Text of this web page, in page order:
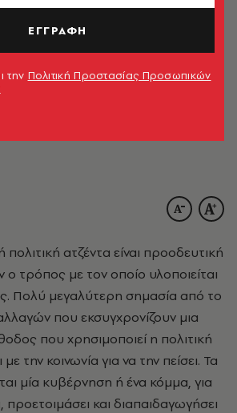
ατζέντα είναι προοδευτική
τρόπος με τον οποίο υλοποιείται
Πολύ μεγαλύτερη σημασία από το
που εκσυγχρονίζουν μια
που χρησιμοποιεί η πολιτική
την κοινωνία για να την πείσει. Τα
μία κυβέρνηση ή ένα κόμμα, για
και διαπαιδαγωγήσει
ΕΓΓΡΑΦΗ
την Πολιτική Προστασίας Προσωπικών